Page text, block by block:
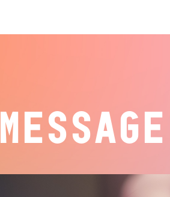
MESSAGE